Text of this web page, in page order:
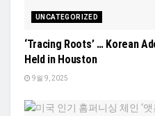
UNCATEGORIZED
‘Tracing Roots’ … Korean
Held in Houston
9월 9, 2025